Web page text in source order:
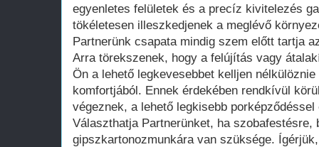
egyenletes felületek és a precíz kivitelezés
tökéletesen illeszkedjenek a meglévő
Partnerünk csapata mindig szem előtt tartja
Arra törekszenek, hogy a felújítás vagy
Ön a lehető legkevesebbet kelljen
komfortjából. Ennek érdekében rendkívül
végeznek, a lehető legkisebb
Választhatja Partnerünket, ha szobafestésre,
gipszkartonozmunkára van szüksége.